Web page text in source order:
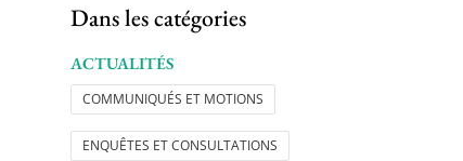
Dans les catégories
ACTUALITÉS
COMMUNIQUÉS ET MOTIONS
ENQUÊTES ET CONSULTATIONS